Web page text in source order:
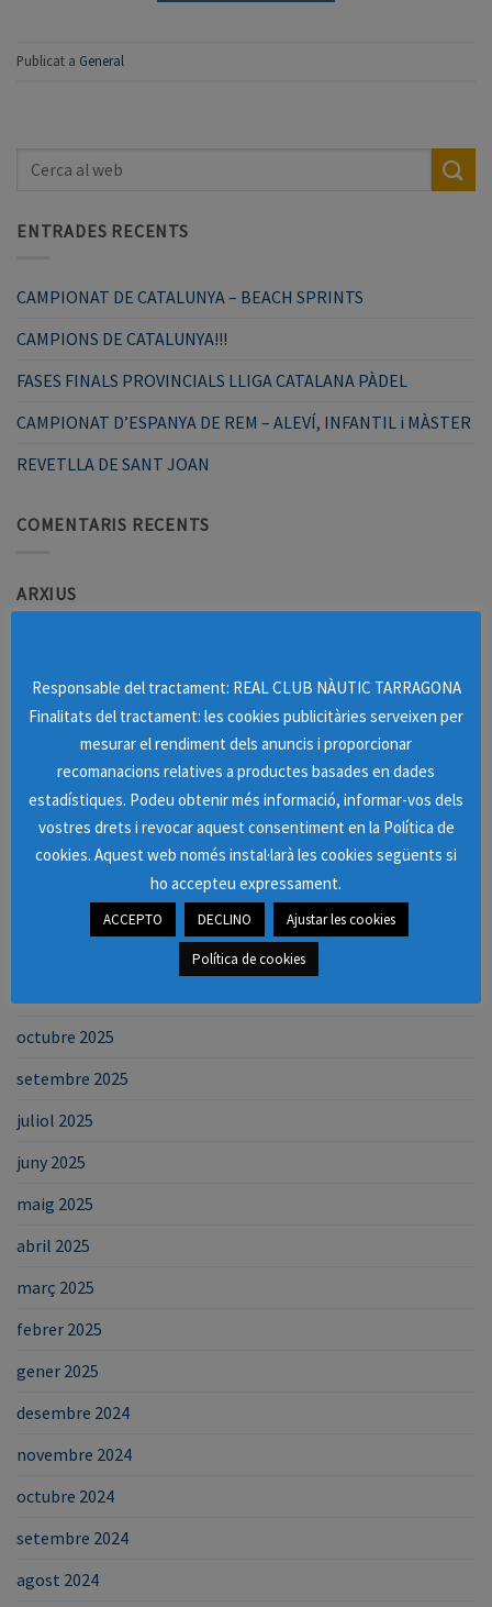
Publicat a General
ENTRADES RECENTS
CAMPIONAT DE CATALUNYA – BEACH SPRINTS
CAMPIONS DE CATALUNYA!!!
FASES FINALS PROVINCIALS LLIGA CATALANA PÀDEL
CAMPIONAT D’ESPANYA DE REM – ALEVÍ, INFANTIL i MÀSTER
REVETLLA DE SANT JOAN
COMENTARIS RECENTS
ARXIUS
juny 2026
maig 2026
març 2026
octubre 2025
setembre 2025
juliol 2025
juny 2025
maig 2025
abril 2025
març 2025
febrer 2025
gener 2025
desembre 2024
novembre 2024
octubre 2024
setembre 2024
agost 2024
Responsable del tractament: REAL CLUB NÀUTIC TARRAGONA
Finalitats del tractament: les cookies publicitàries serveixen per
mesurar el rendiment dels anuncis i proporcionar
recomanacions relatives a productes basades en dades
estadístiques. Podeu obtenir més informació, informar-vos dels
vostres drets i revocar aquest consentiment en la Política de
cookies. Aquest web només instal·larà les cookies següents si
ho accepteu expressament.
ACCEPTO DECLINO Ajustar les cookies
Política de cookies